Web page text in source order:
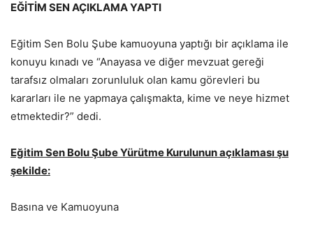
EĞİTİM SEN AÇIKLAMA YAPTI
Eğitim Sen Bolu Şube kamuoyuna yaptığı bir açıklama ile
konuyu kınadı ve “Anayasa ve diğer mevzuat gereği
tarafsız olmaları zorunluluk olan kamu görevleri bu
kararları ile ne yapmaya çalışmakta, kime ve neye hizmet
etmektedir?” dedi.
Eğitim Sen Bolu Şube Yürütme Kurulunun açıklaması şu
şekilde:
Basına ve Kamuoyuna